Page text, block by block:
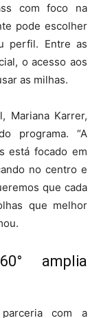
com foco na
pode escolher
perfil. Entre as
o acesso aos
as milhas.
Mariana Karrer,
programa. “A
está focado em
no centro e
que cada
que melhor
amplia
com a